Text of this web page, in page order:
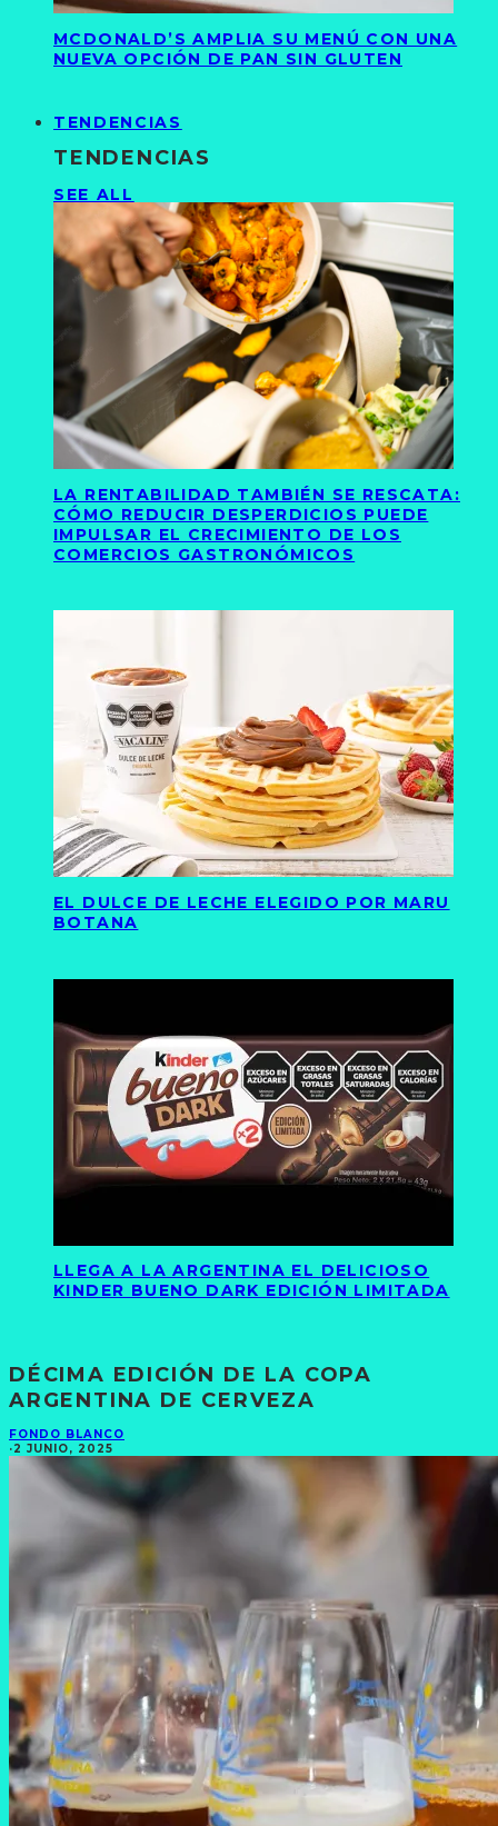
MCDONALD’S AMPLIA SU MENÚ CON UNA
NUEVA OPCIÓN DE PAN SIN GLUTEN
TENDENCIAS
TENDENCIAS
SEE ALL
LA RENTABILIDAD TAMBIÉN SE RESCATA:
CÓMO REDUCIR DESPERDICIOS PUEDE
IMPULSAR EL CRECIMIENTO DE LOS
COMERCIOS GASTRONÓMICOS
EL DULCE DE LECHE ELEGIDO POR MARU
BOTANA
LLEGA A LA ARGENTINA EL DELICIOSO
KINDER BUENO DARK EDICIÓN LIMITADA
DÉCIMA EDICIÓN DE LA COPA
ARGENTINA DE CERVEZA
FONDO BLANCO
·2 JUNIO, 2025